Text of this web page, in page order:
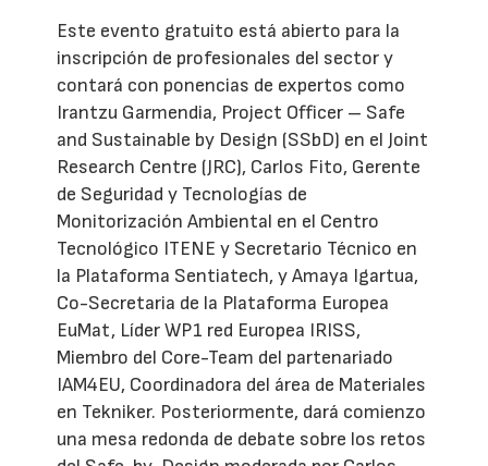
Este evento gratuito está abierto para la
inscripción de profesionales del sector y
contará con ponencias de expertos como
Irantzu Garmendia, Project Officer – Safe
and Sustainable by Design (SSbD) en el Joint
Research Centre (JRC), Carlos Fito, Gerente
de Seguridad y Tecnologías de
Monitorización Ambiental en el Centro
Tecnológico ITENE y Secretario Técnico en
la Plataforma Sentiatech, y Amaya Igartua,
Co-Secretaria de la Plataforma Europea
EuMat, Líder WP1 red Europea IRISS,
Miembro del Core-Team del partenariado
IAM4EU, Coordinadora del área de Materiales
en Tekniker. Posteriormente, dará comienzo
una mesa redonda de debate sobre los retos